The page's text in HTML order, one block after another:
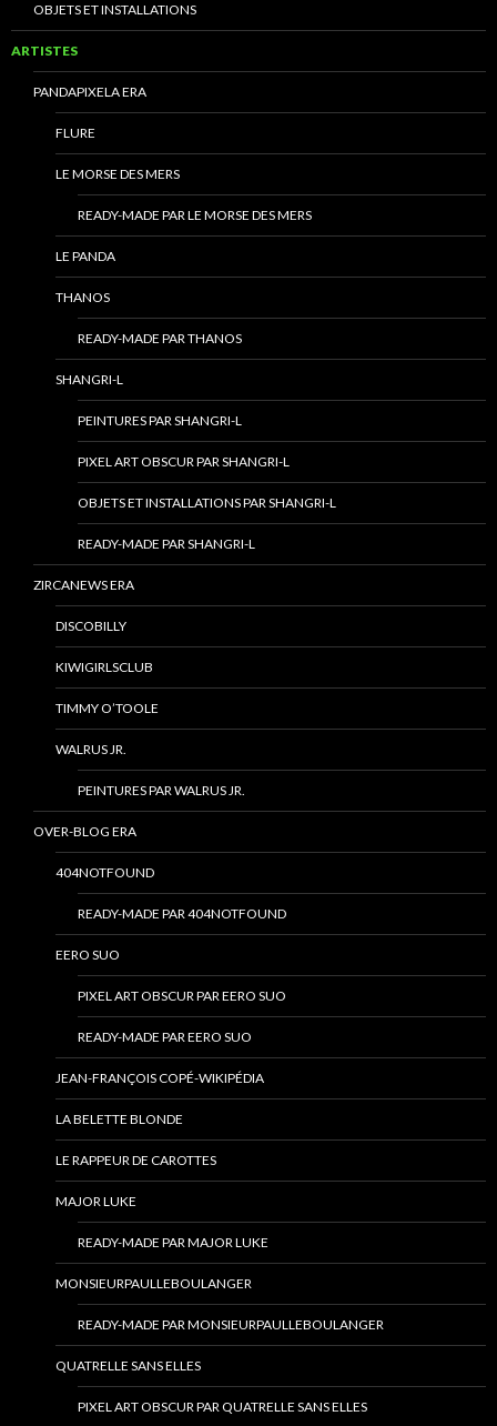
OBJETS ET INSTALLATIONS
ARTISTES
PANDAPIXELA ERA
FLURE
LE MORSE DES MERS
READY-MADE PAR LE MORSE DES MERS
LE PANDA
THANOS
READY-MADE PAR THANOS
SHANGRI-L
PEINTURES PAR SHANGRI-L
PIXEL ART OBSCUR PAR SHANGRI-L
OBJETS ET INSTALLATIONS PAR SHANGRI-L
READY-MADE PAR SHANGRI-L
ZIRCANEWS ERA
DISCOBILLY
KIWIGIRLSCLUB
TIMMY O’TOOLE
WALRUS JR.
PEINTURES PAR WALRUS JR.
OVER-BLOG ERA
404NOTFOUND
READY-MADE PAR 404NOTFOUND
EERO SUO
PIXEL ART OBSCUR PAR EERO SUO
READY-MADE PAR EERO SUO
JEAN-FRANÇOIS COPÉ-WIKIPÉDIA
LA BELETTE BLONDE
LE RAPPEUR DE CAROTTES
MAJOR LUKE
READY-MADE PAR MAJOR LUKE
MONSIEURPAULLEBOULANGER
READY-MADE PAR MONSIEURPAULLEBOULANGER
QUATRELLE SANS ELLES
PIXEL ART OBSCUR PAR QUATRELLE SANS ELLES